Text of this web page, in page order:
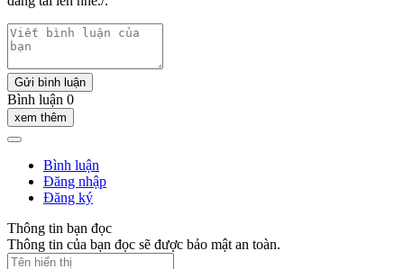
Gửi bình luận
Bình luận 0
xem thêm
Bình luận
Đăng nhập
Đăng ký
Thông tin bạn đọc
Thông tin của bạn đọc sẽ được bảo mật an toàn.